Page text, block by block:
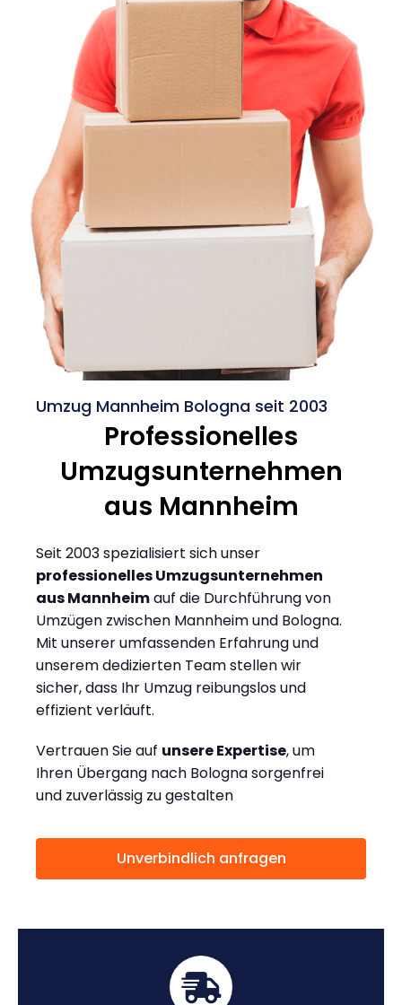
Umzug Mannheim Bologna seit 2003
Professionelles
Umzugsunternehmen
aus Mannheim
Seit 2003 spezialisiert sich unser
professionelles Umzugsunternehmen
aus Mannheimauf die Durchführung von
Umzügen zwischen Mannheim und Bologna.
Mit unserer umfassenden Erfahrung und
unserem dedizierten Team stellen wir
sicher, dass Ihr Umzug reibungslos und
effizient verläuft.
Vertrauen Sie auf unsere Expertise, um
Ihren Übergang nach Bologna sorgenfrei
und zuverlässig zu gestalten
Unverbindlich anfragen